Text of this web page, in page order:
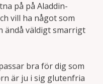
på på Aladdin-
vill ha något som
ändå väldigt smarrigt
bra för dig som
är ju i sig glutenfria